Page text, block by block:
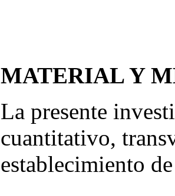
MATERIAL Y
La presente
cuantitativo,
establecimiento